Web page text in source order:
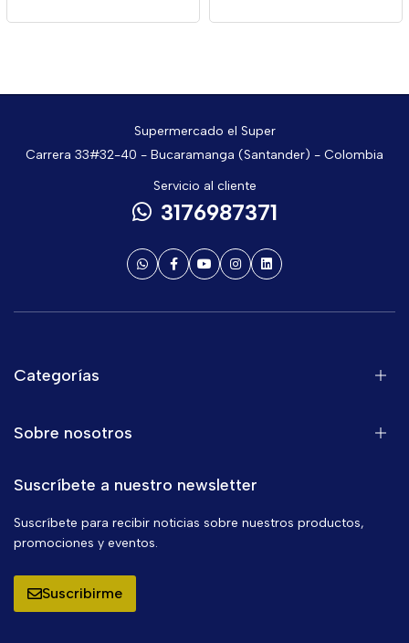
Supermercado el Super
Carrera 33#32-40 - Bucaramanga (Santander) - Colombia
Servicio al cliente
3176987371
Categorías
Sobre nosotros
Suscríbete a nuestro newsletter
Suscríbete para recibir noticias sobre nuestros productos,
promociones y eventos.
Suscribirme